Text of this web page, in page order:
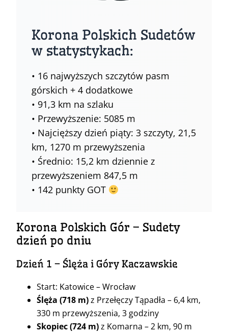
Korona Polskich Sudetów
w statystykach:
• 16 najwyższych szczytów pasm
górskich + 4 dodatkowe
• 91,3 km na szlaku
• Przewyższenie: 5085 m
• Najcięższy dzień piąty: 3 szczyty, 21,5
km, 1270 m przewyższenia
• Średnio: 15,2 km dziennie z
przewyższeniem 847,5 m
• 142 punkty GOT
Korona Polskich Gór – Sudety
dzień po dniu
Dzień 1 – Ślęża i Góry Kaczawskie
Start: Katowice – Wrocław
Ślęża (718 m)z Przełęczy Tąpadła – 6,4 km,
330 m przewyższenia, 3 godziny
Skopiec(724 m)z Komarna – 2 km, 90 m